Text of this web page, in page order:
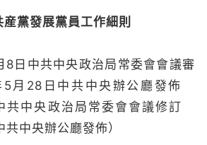
産黨發展黨員工作細則
中共中央政治局常委會會議審
月28日中共中央辦公廳發佈
共中央政治局常委會會議修訂
中央辦公廳發佈）